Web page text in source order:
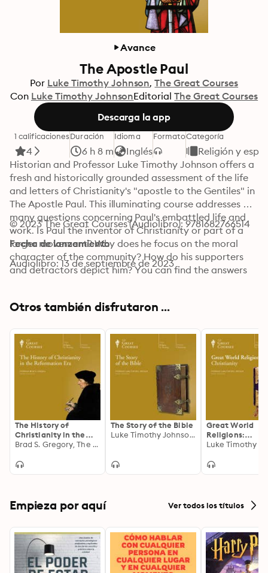
Avance
The Apostle Paul
Por Luke Timothy Johnson The Great Courses
Con Luke Timothy JohnsonEditorial The Great Courses
Descarga la app
1 calificaciones
4
Duración
6 h 8 m
Idioma
Inglés
FormatoCategoría
Religión y
Historian and Professor Luke Timothy Johnson offers a
fresh and historically grounded assessment of the life
and letters of Christianity's "apostle to the Gentiles" in
The Apostle Paul. This illuminating course addresses
many questions concerning Paul's embattled life and
work. Is Paul the inventor of Christianity or part of a
larger movement? Why does he focus on the moral
character of the community? How do his supporters
and detractors depict him? You can find the answers
fascinating, important, and controversial figures in the
© 2023 The Great Courses (Audiolibro): 9781682766514
Fecha de lanzamiento
Audiolibro: 13 de septiembre de 2023
Otros también disfrutaron ...
The History of
Christianity in the
Reformation Era
Brad S. Gregory, The Great Courses
The Story of the Bible
Luke Timothy Johnson, The Great Courses
Great World
Religions:
Christianity
Empieza por aquí Ver todos los títulos